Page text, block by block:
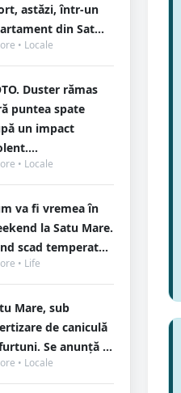
astăzi, într-un
din Sat...
• Locale
Duster rămas
puntea spate
un impact
• Locale
va fi vremea în
la Satu Mare.
scad temperat...
• Life
Mare, sub
de caniculă
Se anunță ...
• Locale